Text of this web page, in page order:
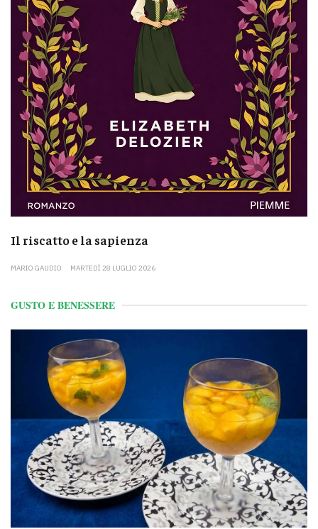
Il riscatto e la sapienza
MARIO GAUDIO MARTEDÌ 28 LUGLIO 2026
GUSTO E BENESSERE